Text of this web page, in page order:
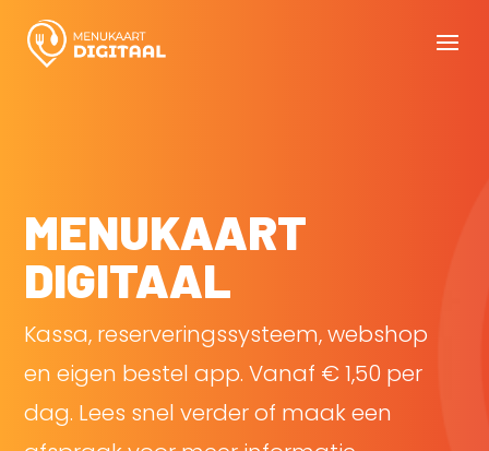
MENUKAART
DIGITAAL
Kassa, reserveringssysteem, webshop
en eigen bestel app. Vanaf € 1,50 per
dag. Lees snel verder of maak een